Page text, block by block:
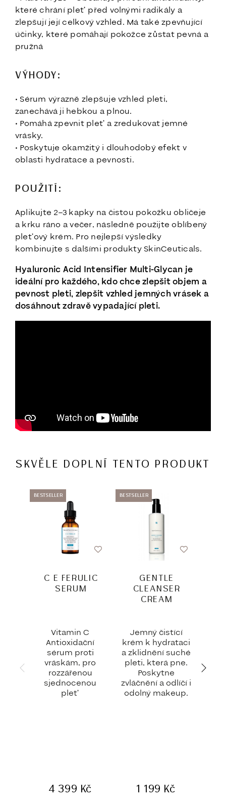
které chrání pleť před volnými radikály a
zlepšují její celkový vzhled. Má také zpevňující
účinky, které pomáhají pokožce zůstat pevná a
pružná
VÝHODY:
• Sérum výrazně zlepšuje vzhled pleti,
zanechává ji hebkou a plnou.
• Pomáhá zpevnit pleť a zredukovat jemné
vrásky.
• Poskytuje okamžitý i dlouhodobý efekt v
oblasti hydratace a pevnosti.
POUŽITÍ:
Aplikujte 2–3 kapky na čistou pokožku obličeje
a krku ráno a večer, následně použijte oblíbený
pleťový krém. Pro nejlepší výsledky
kombinujte s dalšími produkty SkinCeuticals.
Hyaluronic Acid Intensifier Multi-Glycan je
ideální pro každého, kdo chce zlepšit objem a
pevnost pleti, zlepšit vzhled jemných vrásek a
dosáhnout zdravě vypadající pleti.
SKVĚLE DOPLNÍ TENTO PRODUKT
BESTSELLER
C E FERULIC
SERUM
Vitamin C
Antioxidační
sérum proti
vráskám, pro
rozzářenou
sjednocenou
pleť
4 399 Kč
BESTSELLER
GENTLE
CLEANSER
CREAM
Jemný čistící
krém k hydrataci
a zklidnění suché
pleti, která pne.
Poskytne
zvláčnění a odlíčí i
odolný makeup.
1 199 Kč